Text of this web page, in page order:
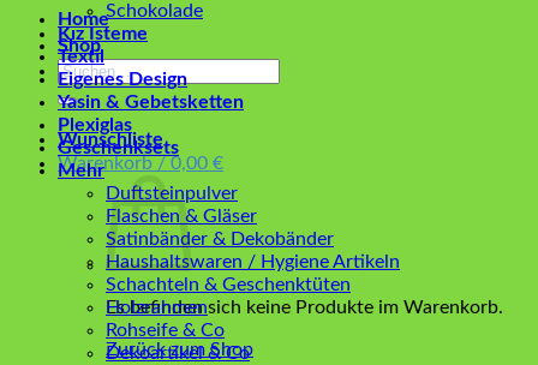
Home
Shop
Suchen
nach:
Wunschliste
Warenkorb / 0,00 €
Es befinden sich keine Produkte im Warenkorb.
Zurück zum Shop
Schokolade
Kız İsteme
Textil
Eigenes Design
Yasin & Gebetsketten
Plexiglas
Geschenksets
Mehr
Duftsteinpulver
Flaschen & Gläser
Satinbänder & Dekobänder
Haushaltswaren / Hygiene Artikeln
Schachteln & Geschenktüten
Holzrahmen
Rohseife & Co
Dekoartikel & Co